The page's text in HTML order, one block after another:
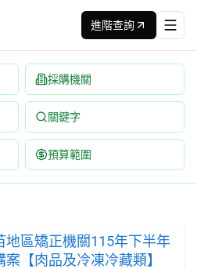
進階查詢
採購機關
關鍵字
預算範圍
矯正機關115年下半年收容人副
,果實,蔬菜,及油脂 | 招標方式：
地區矯正機關115年下半年
【肉品及冷凍冷藏類】